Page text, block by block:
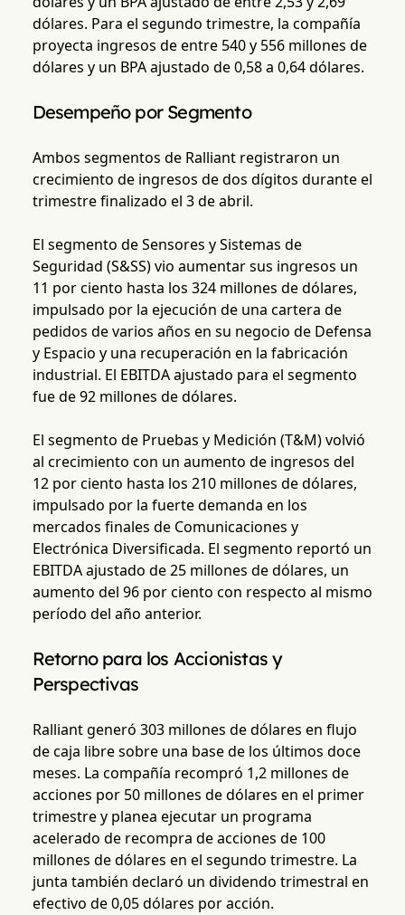
dólares. Para el segundo trimestre, la compañía
proyecta ingresos de entre 540 y 556 millones de
dólares y un BPA ajustado de 0,58 a 0,64 dólares.
Desempeño por Segmento
Ambos segmentos de Ralliant registraron un
crecimiento de ingresos de dos dígitos durante el
trimestre finalizado el 3 de abril.
El segmento de Sensores y Sistemas de
Seguridad (S&SS) vio aumentar sus ingresos un
11 por ciento hasta los 324 millones de dólares,
impulsado por la ejecución de una cartera de
pedidos de varios años en su negocio de Defensa
y Espacio y una recuperación en la fabricación
industrial. El EBITDA ajustado para el segmento
fue de 92 millones de dólares.
El segmento de Pruebas y Medición (T&M) volvió
al crecimiento con un aumento de ingresos del
12 por ciento hasta los 210 millones de dólares,
impulsado por la fuerte demanda en los
mercados finales de Comunicaciones y
Electrónica Diversificada. El segmento reportó un
EBITDA ajustado de 25 millones de dólares, un
aumento del 96 por ciento con respecto al mismo
período del año anterior.
Retorno para los Accionistas y
Perspectivas
Ralliant generó 303 millones de dólares en flujo
de caja libre sobre una base de los últimos doce
meses. La compañía recompró 1,2 millones de
acciones por 50 millones de dólares en el primer
trimestre y planea ejecutar un programa
acelerado de recompra de acciones de 100
millones de dólares en el segundo trimestre. La
junta también declaró un dividendo trimestral en
efectivo de 0,05 dólares por acción.